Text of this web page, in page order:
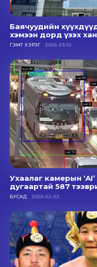
Баячуудийн
хэмээн дорд үзэх
ГЭМТ ХЭРЭГ 2026-03-10
Ухаалаг камерын
дугаартай 587
БУСАД 2026-02-02